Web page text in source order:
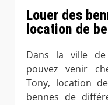
Louer des
location de
Dans la ville de
pouvez venir
Tony, location
bennes de